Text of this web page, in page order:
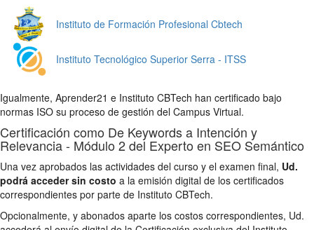
Instituto de Formación Profesional Cbtech
Instituto Tecnológico Superior Serra - ITSS
Igualmente, Aprender21 e Instituto CBTech han certificado bajo
normas ISO su proceso de gestión del Campus Virtual.
Certificación como De Keywords a Intención y
Relevancia - Módulo 2 del Experto en SEO Semántico
Una vez aprobados las actividades del curso y el examen final, Ud.
podrá acceder sin costo a la emisión digital de los certificados
correspondientes por parte de Instituto CBTech.
Opcionalmente, y abonados aparte los costos correspondientes, Ud.